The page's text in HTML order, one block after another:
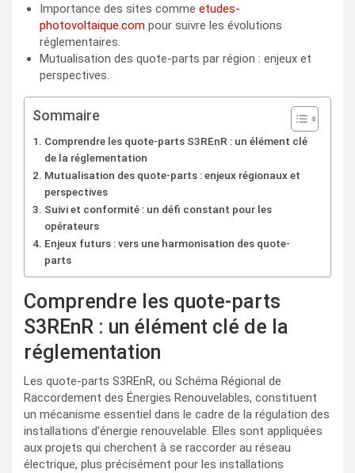
Importance des sites comme etudes-
photovoltaique.com pour suivre les évolutions
réglementaires.
Mutualisation des quote-parts par région : enjeux et
perspectives.
Sommaire
Comprendre les quote-parts S3REnR : un élément clé
de la réglementation
Mutualisation des quote-parts : enjeux régionaux et
perspectives
Suivi et conformité : un défi constant pour les
opérateurs
Enjeux futurs : vers une harmonisation des quote-
parts
Comprendre les quote-parts
S3REnR : un élément clé de la
réglementation
Les quote-parts S3REnR, ou Schéma Régional de
Raccordement des Énergies Renouvelables, constituent
un mécanisme essentiel dans le cadre de la régulation des
installations d’énergie renouvelable. Elles sont appliquées
aux projets qui cherchent à se raccorder au réseau
électrique, plus précisément pour les installations